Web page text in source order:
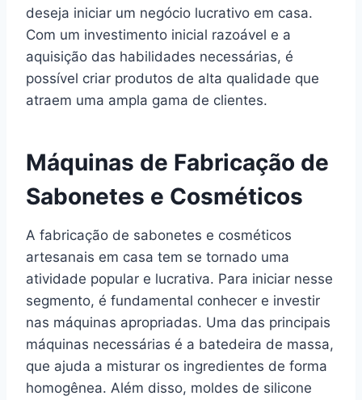
deseja iniciar um negócio lucrativo em casa.
Com um investimento inicial razoável e a
aquisição das habilidades necessárias, é
possível criar produtos de alta qualidade que
atraem uma ampla gama de clientes.
Máquinas de Fabricação de
Sabonetes e Cosméticos
A fabricação de sabonetes e cosméticos
artesanais em casa tem se tornado uma
atividade popular e lucrativa. Para iniciar nesse
segmento, é fundamental conhecer e investir
nas máquinas apropriadas. Uma das principais
máquinas necessárias é a batedeira de massa,
que ajuda a misturar os ingredientes de forma
homogênea. Além disso, moldes de silicone